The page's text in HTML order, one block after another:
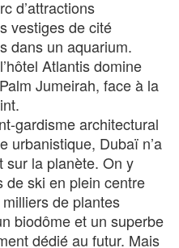
d’attractions
vestiges de cité
dans un aquarium.
Atlantis domine
Jumeirah, face à la
gardisme architectural
urbanistique, Dubaï n’a
sur la planète. On y
de ski en plein centre
de plantes
biodôme et un superbe
dédié au futur. Mais